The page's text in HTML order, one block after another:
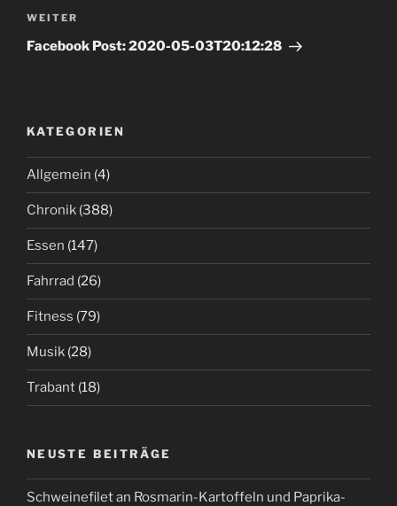
Nächster
Beitrag
WEITER
Facebook Post: 2020-05-03T20:12:28
KATEGORIEN
Allgemein (4)
Chronik (388)
Essen (147)
Fahrrad (26)
Fitness (79)
Musik (28)
Trabant (18)
NEUSTE BEITRÄGE
Schweinefilet an Rosmarin-Kartoffeln und Paprika-